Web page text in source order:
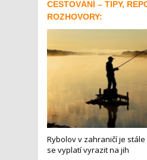
CESTOVÁNÍ – TIPY,
ROZHOVORY:
Rybolov v zahraničí je
se vyplatí vyrazit na jih